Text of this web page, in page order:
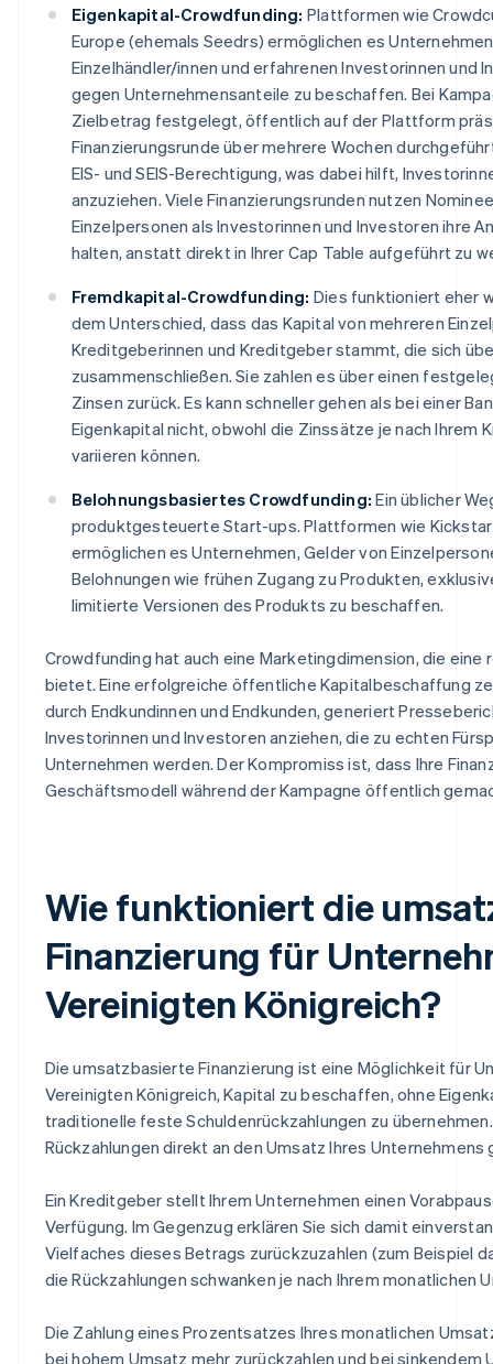
Eigenkapital-Crowdfunding: Plattformen wie
Europe (ehemals Seedrs) ermöglichen es
Einzelhändler/innen und erfahrenen Investorinnen und
gegen Unternehmensanteile zu beschaffen. Bei
Zielbetrag festgelegt, öffentlich auf der Plattform
Finanzierungsrunde über mehrere Wochen
EIS- und SEIS-Berechtigung, was dabei hilft,
anzuziehen. Viele Finanzierungsrunden nutzen
Einzelpersonen als Investorinnen und Investoren ihre
halten, anstatt direkt in Ihrer Cap Table aufgeführt zu
Fremdkapital-Crowdfunding: Dies funktioniert eher
dem Unterschied, dass das Kapital von mehreren
Kreditgeberinnen und Kreditgeber stammt, die sich
zusammenschließen. Sie zahlen es über einen
Zinsen zurück. Es kann schneller gehen als bei einer
Eigenkapital nicht, obwohl die Zinssätze je nach Ihrem
variieren können.
Belohnungsbasiertes Crowdfunding: Ein üblicher
produktgesteuerte Start-ups. Plattformen wie
ermöglichen es Unternehmen, Gelder von
Belohnungen wie frühen Zugang zu Produkten,
limitierte Versionen des Produkts zu beschaffen.
Crowdfunding hat auch eine Marketingdimension, die eine
bietet. Eine erfolgreiche öffentliche Kapitalbeschaffung
durch Endkundinnen und Endkunden, generiert
Investorinnen und Investoren anziehen, die zu echten
Unternehmen werden. Der Kompromiss ist, dass Ihre
Geschäftsmodell während der Kampagne öffentlich
Wie funktioniert die
Finanzierung für
Vereinigten Königreich?
Die umsatzbasierte Finanzierung ist eine Möglichkeit für
Vereinigten Königreich, Kapital zu beschaffen, ohne
traditionelle feste Schuldenrückzahlungen zu
Rückzahlungen direkt an den Umsatz Ihres Unternehmens
Ein Kreditgeber stellt Ihrem Unternehmen einen
Verfügung. Im Gegenzug erklären Sie sich damit
Vielfaches dieses Betrags zurückzuzahlen (zum Beispiel
die Rückzahlungen schwanken je nach Ihrem monatlichen
Die Zahlung eines Prozentsatzes Ihres monatlichen
bei hohem Umsatz mehr zurückzahlen und bei sinkendem